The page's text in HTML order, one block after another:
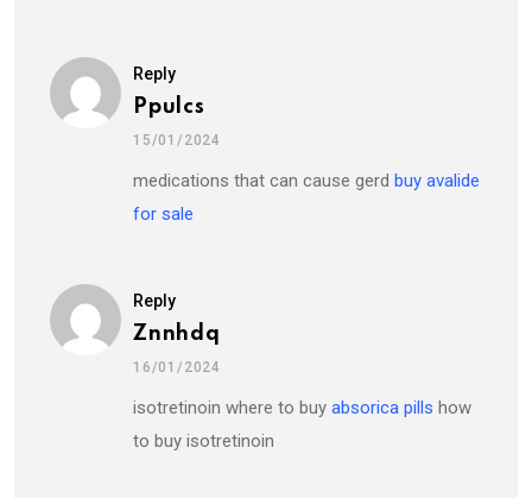
Reply
Ppulcs
15/01/2024
medications that can cause gerd buy avalide
for sale
Reply
Znnhdq
16/01/2024
isotretinoin where to buy absorica pills how
to buy isotretinoin